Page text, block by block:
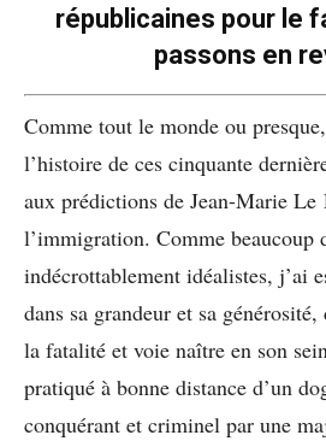
républicaines pour le
passons en
Comme tout le monde ou
l’histoire de ces cinquante
aux prédictions de Jean-Marie Le
l’immigration. Comme beaucoup
indécrottablement idéalistes, j’ai
dans sa grandeur et sa
la fatalité et voie naître en son
pratiqué à bonne distance d’un
conquérant et criminel par une